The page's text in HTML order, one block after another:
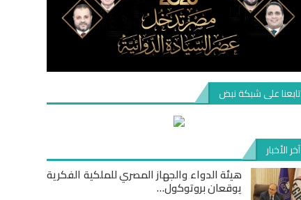
تابعنا على شبكة نبض
آخر الأخبار
هيئة الدواء والجهاز المصري للملكية الفكرية
يوقعان بروتوكول…